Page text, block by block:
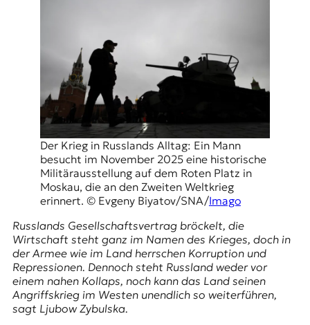
O
D
E
R
Der Krieg in Russlands Alltag: Ein Mann
besucht im November 2025 eine historische
Militärausstellung auf dem Roten Platz in
Moskau, die an den Zweiten Weltkrieg
erinnert. © Evgeny Biyatov/SNA/Imago
Russlands Gesellschaftsvertrag bröckelt, die
Wirtschaft steht ganz im Namen des Krieges, doch in
der Armee wie im Land herrschen Korruption und
Repressionen. Dennoch steht Russland weder vor
einem nahen Kollaps, noch kann das Land seinen
Angriffskrieg im Westen unendlich so weiterführen,
sagt Ljubow Zybulska.